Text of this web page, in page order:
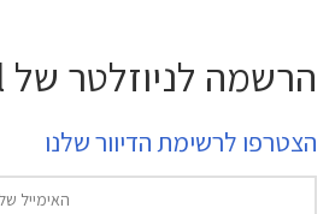
הרשמה לניוזלטר של ChiPortal
הצטרפו לרשימת הדיוור שלנו